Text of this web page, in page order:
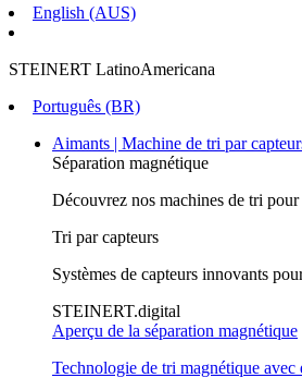
English (AUS)
STEINERT LatinoAmericana
Português (BR)
Aimants | Machine de tri par
Séparation magnétique
Découvrez nos machines de tri
Tri par capteurs
Systèmes de capteurs innovants
STEINERT.digital
Aperçu de la séparation magnétique
Technologie de tri magnétique avec